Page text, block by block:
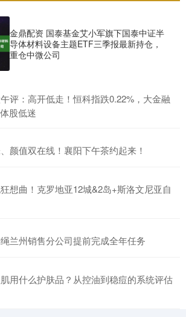
金鼎配资 国泰基金艾小军旗下国泰中证半
导体材料设备主题ETF三季报最新持仓，
重仓中微公司
评：高开低走！恒科指跌0.22%，大金融
股低迷
颜值双在线！襄阳下午茶约起来！
想曲！克罗地亚12城&2岛+斯洛文尼亚自
兰州销售分公司提前完成全年任务
用什么护肤品？从控油到稳痘的系统评估